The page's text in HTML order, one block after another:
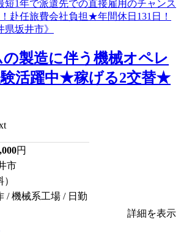
製造に伴う機械オペレ
験活躍中★稼げる2交替★
円
市
/ 機械系工場 / 日勤
詳細を表示